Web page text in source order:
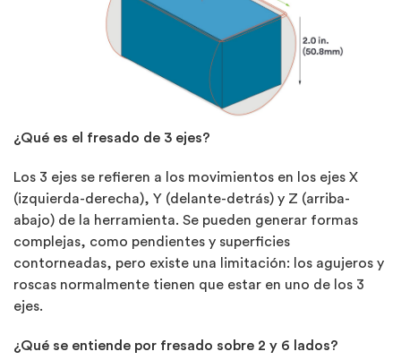
¿Qué es el fresado de 3 ejes?
Los 3 ejes se refieren a los movimientos en los ejes X
(izquierda-derecha), Y (delante-detrás) y Z (arriba-
abajo) de la herramienta. Se pueden generar formas
complejas, como pendientes y superficies
contorneadas, pero existe una limitación: los agujeros y
roscas normalmente tienen que estar en uno de los 3
ejes.
¿Qué se entiende por fresado sobre 2 y 6 lados?